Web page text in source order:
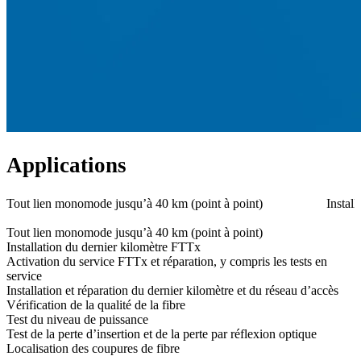
Applications
Tout lien monomode jusqu’à 40 km (point à point)
Tout lien monomode jusqu’à 40 km (point à point)
Installation du dernier kilomètre FTTx
Activation du service FTTx et réparation, y compris les tests en
service
Installation et réparation du dernier kilomètre et du réseau d’accès
Vérification de la qualité de la fibre
Test du niveau de puissance
Test de la perte d’insertion et de la perte par réflexion optique
Localisation des coupures de fibre